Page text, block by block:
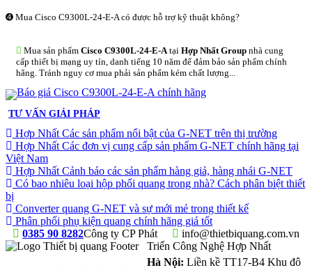
➍ Mua Cisco C9300L-24-E-A có được hỗ trợ kỹ thuật không?
Mua sản phẩm Cisco C9300L-24-E-A tại Hợp Nhất Group nhà cung
cấp thiết bị mạng uy tín, danh tiếng 10 năm để đảm bảo sản phẩm chính
hãng. Tránh nguy cơ mua phải sản phẩm kém chất lượng...
TƯ VẤN GIẢI PHÁP
Hợp Nhất Các sản phẩm nổi bật của G-NET trên thị trường
Hợp Nhất Các đơn vị cung cấp sản phẩm G-NET chính hãng tại
Việt Nam
Hợp Nhất Cảnh báo các sản phẩm hàng giả, hàng nhái G-NET
Có bao nhiêu loại hộp phối quang trong nhà? Cách phân biệt thiết
bị
Converter quang G-NET và sự mới mẻ trong thiết kế
Phân phối phụ kiện quang chính hãng giá tốt
0385 90 8282
info@thietbiquang.com.vn
Công ty CP Phát
Triển Công Nghệ Hợp Nhất
Hà Nội: Liền kề TT17-B4 Khu đô